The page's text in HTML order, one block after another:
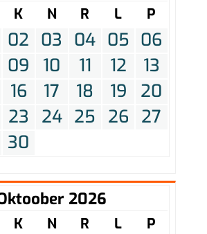
K N R L P
02 03 04 05 06
09 10 11 12
13
16 17 18 19
20
23 24 25 26
27
30
2026
K N R L P